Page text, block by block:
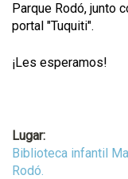
Parque Rodó, junto
portal "Tuquiti".
¡Les esperamos!
Lugar:
Biblioteca infantil
Rodó.